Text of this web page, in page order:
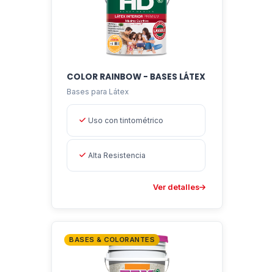
COLOR RAINBOW - BASES LÁTEX
Bases para Látex
Uso con tintométrico
Alta Resistencia
Ver detalles
BASES & COLORANTES
Asistente EMAPI
En línea ahora